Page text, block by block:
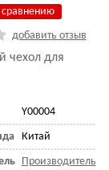
добавить отзыв
чехол для
Y00004
Китай
Производитель